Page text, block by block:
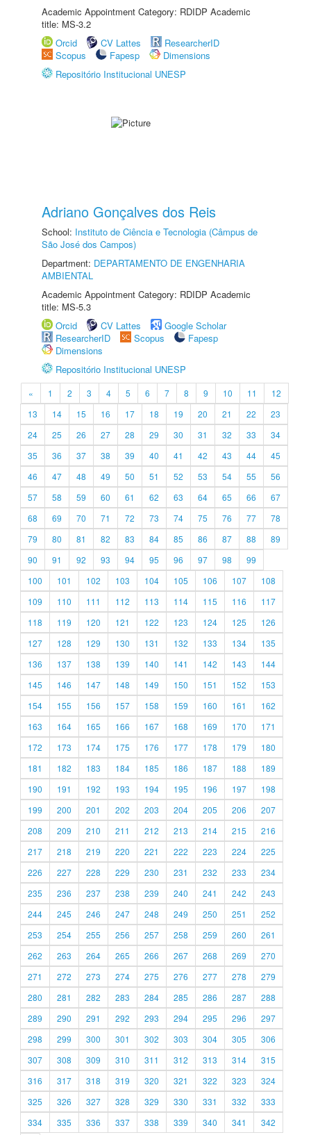
Academic Appointment Category: RDIDP Academic
title: MS-3.2
Orcid
CV Lattes
ResearcherID
Scopus
Fapesp
Dimensions
Repositório Institucional UNESP
Adriano Gonçalves dos Reis
School: Instituto de Ciência e Tecnologia (Câmpus de
São José dos Campos)
Department: DEPARTAMENTO DE ENGENHARIA
AMBIENTAL
Academic Appointment Category: RDIDP Academic
title: MS-5.3
Orcid
CV Lattes
Google Scholar
ResearcherID
Scopus
Fapesp
Dimensions
Repositório Institucional UNESP
« 1 2 3 4 5 6 7 8 9 10 11
12
13
14 15 16 17 18 19 20 21 22
23
24
25 26 27 28 29 30 31 32 33
34
35
36 37 38 39 40 41 42 43 44
45
46
47 48 49 50 51 52 53 54 55
56
57
58 59 60 61 62 63 64 65 66
67
68
69 70 71 72 73 74 75 76 77
78
79
80 81 82 83 84 85 86 87 88
89
90
91 92 93 94 95 96 97 98
99
100
101 102 103 104 105 106 107
108
109
110 111 112 113 114 115 116
117
118
119 120 121 122 123 124 125
126
127
128 129 130 131 132 133 134
135
136
137 138 139 140 141 142 143
144
145
146 147 148 149 150 151 152
153
154
155 156 157 158 159 160 161
162
163
164 165 166 167 168 169 170
171
172
173 174 175 176 177 178 179
180
181
182 183 184 185 186 187 188
189
190
191 192 193 194 195 196 197
198
199
200 201 202 203 204 205 206
207
208
209 210 211 212 213 214 215
216
217
218 219 220 221 222 223 224
225
226
227 228 229 230 231 232 233
234
235
236 237 238 239 240 241 242
243
244
245 246 247 248 249 250 251
252
253
254 255 256 257 258 259 260
261
262
263 264 265 266 267 268 269
270
271
272 273 274 275 276 277 278
279
280
281 282 283 284 285 286 287
288
289
290 291 292 293 294 295 296
297
298
299 300 301 302 303 304 305
306
307
308 309 310 311 312 313 314
315
316
317 318 319 320 321 322 323
324
325
326 327 328 329 330 331 332
333
334
335 336 337 338 339 340 341 342